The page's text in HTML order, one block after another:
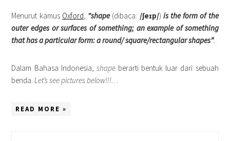
Menurut kamus Oxford, “shape(dibaca: /ʃeɪp/) is the form of the
outer edges or surfaces of something; an example of something
that has a particular form: a round/ square/rectangular shapes”.
Dalam Bahasa Indonesia, shape berarti bentuk luar dari sebuah
benda.Let’s see pictures below!!!…
READ MORE »